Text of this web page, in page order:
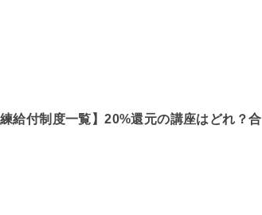
給付制度一覧】20%還元の講座はどれ？合